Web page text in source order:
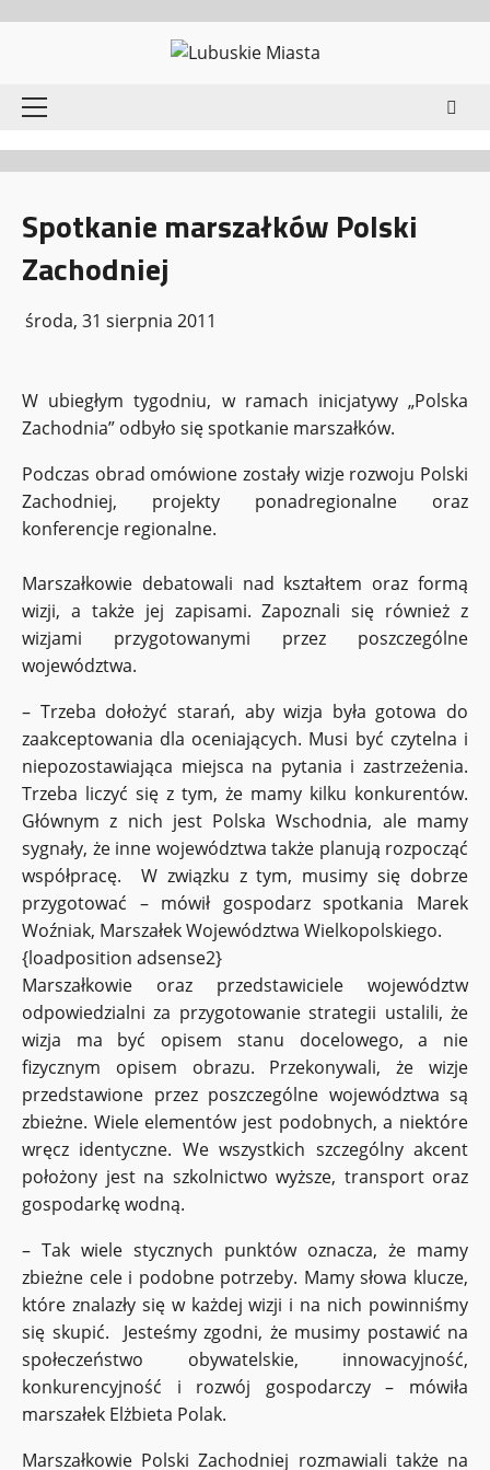
Menu
główne
Spotkanie marszałków Polski
Zachodniej
środa, 31 sierpnia 2011
W ubiegłym tygodniu, w ramach inicjatywy „Polska
Zachodnia” odbyło się spotkanie marszałków.
Podczas obrad omówione zostały wizje rozwoju Polski
Zachodniej, projekty ponadregionalne oraz
konferencje regionalne.
Marszałkowie debatowali nad kształtem oraz formą
wizji, a także jej zapisami. Zapoznali się również z
wizjami przygotowanymi przez poszczególne
województwa.
– Trzeba dołożyć starań, aby wizja była gotowa do
zaakceptowania dla oceniających. Musi być czytelna i
niepozostawiająca miejsca na pytania i zastrzeżenia.
Trzeba liczyć się z tym, że mamy kilku konkurentów.
Głównym z nich jest Polska Wschodnia, ale mamy
sygnały, że inne województwa także planują rozpocząć
współpracę. W związku z tym, musimy się dobrze
przygotować – mówił gospodarz spotkania Marek
Woźniak, Marszałek Województwa Wielkopolskiego.
{loadposition adsense2}
Marszałkowie oraz przedstawiciele województw
odpowiedzialni za przygotowanie strategii ustalili, że
wizja ma być opisem stanu docelowego, a nie
fizycznym opisem obrazu. Przekonywali, że wizje
przedstawione przez poszczególne województwa są
zbieżne. Wiele elementów jest podobnych, a niektóre
wręcz identyczne. We wszystkich szczególny akcent
położony jest na szkolnictwo wyższe, transport oraz
gospodarkę wodną.
– Tak wiele stycznych punktów oznacza, że mamy
zbieżne cele i podobne potrzeby. Mamy słowa klucze,
które znalazły się w każdej wizji i na nich powinniśmy
się skupić. Jesteśmy zgodni, że musimy postawić na
społeczeństwo obywatelskie, innowacyjność,
konkurencyjność i rozwój gospodarczy – mówiła
marszałek Elżbieta Polak.
Marszałkowie Polski Zachodniej rozmawiali także na